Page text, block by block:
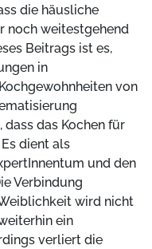
die häusliche
noch weitestgehend
Beitrags ist es,
in
von
das Kochen für
dient als
und den
Verbindung
wird nicht
ein
verliert die